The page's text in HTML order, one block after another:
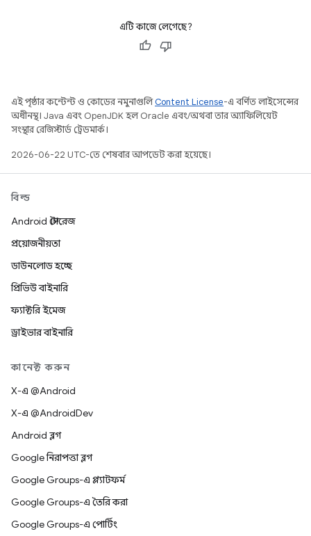
এটি কাজে লেগেছে?
এই পৃষ্ঠার কন্টেন্ট ও কোডের নমুনাগুলিContent License-এ বর্ণিত লাইসেন্সের
অধীনস্থ। Java এবং OpenJDK হল Oracle এবং/অথবা তার অ্যাফিলিয়েট
সংস্থার রেজিস্টার্ড ট্রেডমার্ক।
2026-06-22 UTC-তে শেষবার আপডেট করা হয়েছে।
বিল্ড
Android স্টোরেজ
প্রয়োজনীয়তা
ডাউনলোড হচ্ছে
প্রিভিউ বাইনারি
ফ্যাক্টরি ইমেজ
ড্রাইভার বাইনারি
কানেক্ট করুন
X-এ @Android
X-এ @AndroidDev
Android ব্লগ
Google নিরাপত্তা ব্লগ
Google Groups-এ প্ল্যাটফর্ম
Google Groups-এ তৈরি করা
Google Groups-এ পোর্টিং